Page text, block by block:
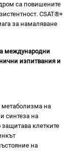
са повишените
CSAT®+
за намаляване
международни
изпитвания и
метаболизма на
синтеза на
клетките
на